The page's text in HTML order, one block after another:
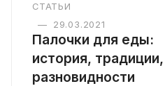
СТАТЬИ
—
29.03.2021
Палочки для еды:
история, традиции,
разновидности